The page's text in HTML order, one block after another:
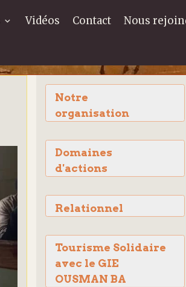
Vidéos Contact
Nous
Notre
organisation
Domaines
d'actions
Relationnel
Tourisme Solidaire
avec le GIE
OUSMAN BA